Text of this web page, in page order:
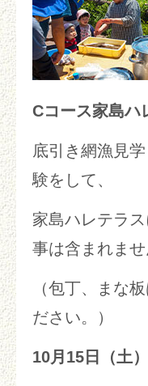
Cコース家島ハ
底引き網漁見
験をして、
家島ハレテラ
事は含まれませ
（包丁、まな
ださい。）
10月15日（土